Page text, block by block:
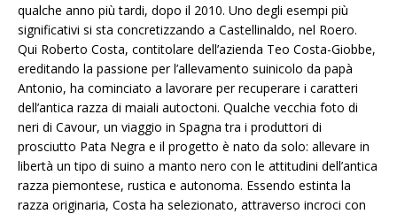
qualche anno più tardi, dopo il 2010. Uno degli esempi più
significativi si sta concretizzando a Castellinaldo, nel Roero.
Qui Roberto Costa, contitolare dell’azienda Teo Costa-Giobbe,
ereditando la passione per l’allevamento suinicolo da papà
Antonio, ha cominciato a lavorare per recuperare i caratteri
dell’antica razza di maiali autoctoni. Qualche vecchia foto di
neri di Cavour, un viaggio in Spagna tra i produttori di
prosciutto Pata Negra e il progetto è nato da solo: allevare in
libertà un tipo di suino a manto nero con le attitudini dell’antica
razza piemontese, rustica e autonoma. Essendo estinta la
razza originaria, Costa ha selezionato, attraverso incroci con